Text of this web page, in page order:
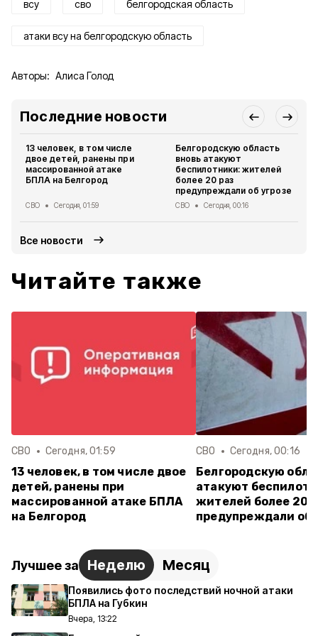
всу сво белгородская область
атаки всу на белгородскую область
Авторы: Алиса Голод
Последние новости
13 человек, в том числе
двое детей, ранены при
массированной атаке
БПЛА на Белгород
СВО Сегодня, 01:59
Белгородскую область
вновь атакуют
беспилотники: жителей
более 20 раз
предупреждали об угрозе
СВО Сегодня, 00:16
Все новости
Читайте также
СВО Сегодня, 01:59
13 человек, в том числе двое
детей, ранены при
массированной атаке БПЛА
на Белгород
СВО Сегодня, 00:16
Белгородскую
атакуют
жителей более 20
предупреждали об
Лучшее за Неделю Месяц
Появились фото последствий ночной атаки
БПЛА на Губкин
Вчера, 13:22